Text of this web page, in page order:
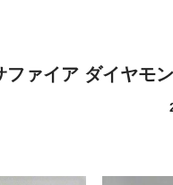
ファイア ダイヤモ